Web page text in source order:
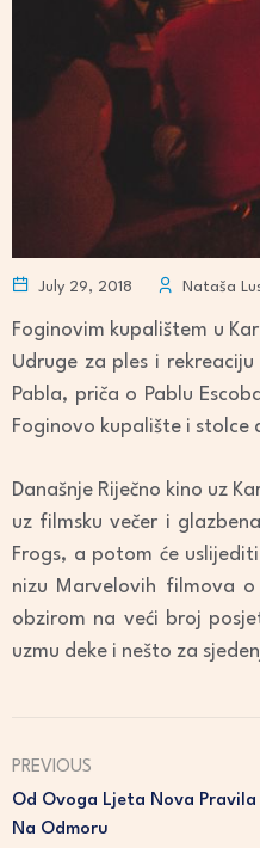
July 29, 2018 Nataša
Foginovim kupalištem u
Udruge za ples i
Pabla, priča o Pablu
Foginovo kupalište i stolce
Današnje Riječno kino uz
uz filmsku večer i
Frogs, a potom će
nizu Marvelovih filmova
obzirom na veći broj
uzmu deke i nešto za
PREVIOUS
Od Ovoga Ljeta Nova
Na Odmoru